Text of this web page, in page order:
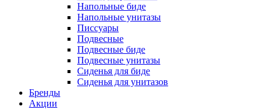
Напольные биде
Напольные унитазы
Писсуары
Подвесные
Подвесные биде
Подвесные унитазы
Сиденья для биде
Сиденья для унитазов
Бренды
Акции